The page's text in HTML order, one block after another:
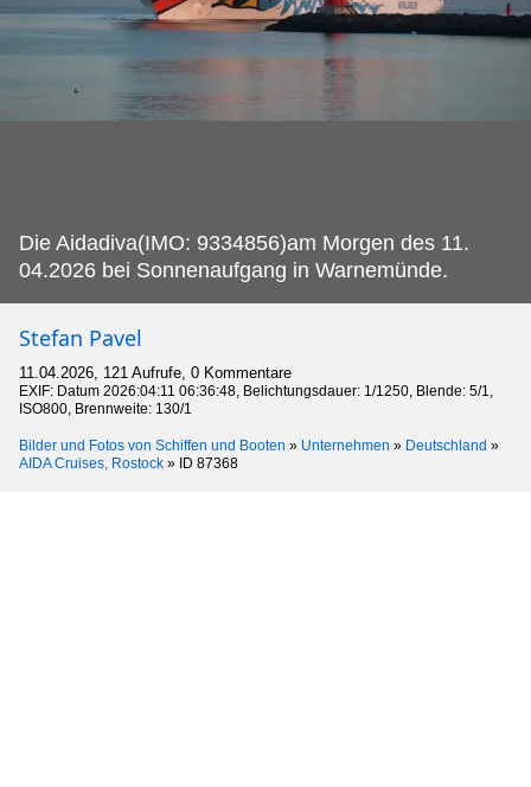
Die Aidadiva(IMO: 9334856)am Morgen des 11.
04.2026 bei Sonnenaufgang in Warnemünde.
Stefan Pavel
11.04.2026, 121 Aufrufe, 0 Kommentare
EXIF: Datum 2026:04:11 06:36:48, Belichtungsdauer: 1/1250, Blende: 5/1,
ISO800, Brennweite: 130/1
Bilder und Fotos von Schiffen und Booten » Unternehmen » Deutschland »
AIDA Cruises, Rostock » ID 87368